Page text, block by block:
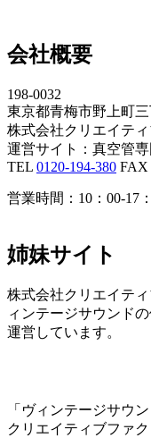
会社概要
198-0032
東京都青梅市野上町
株式会社クリエイテ
運営サイト：真空管
TEL 0120-194-380 FAX
営業時間：10：00-17
姉妹サイト
株式会社クリエイテ
ィンテージサウンド
運営しています。
「ヴィンテージサウ
クリエイティブファ